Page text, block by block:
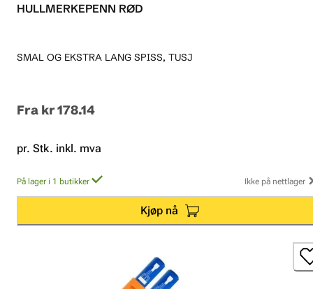
HULLMERKEPENN RØD
SMAL OG EKSTRA LANG SPISS, TUSJ
Fra kr 178.14
pr. Stk. inkl. mva
På lager i 1 butikker Ikke på nettlager
Kjøp nå